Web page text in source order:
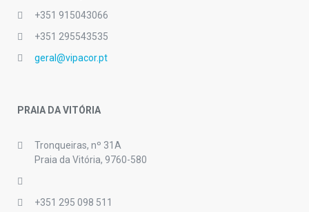
+351 915043066
+351 295543535
geral@vipacor.pt
PRAIA DA VITÓRIA
Tronqueiras, nº 31A
Praia da Vitória, 9760-580
+351 295 098 511